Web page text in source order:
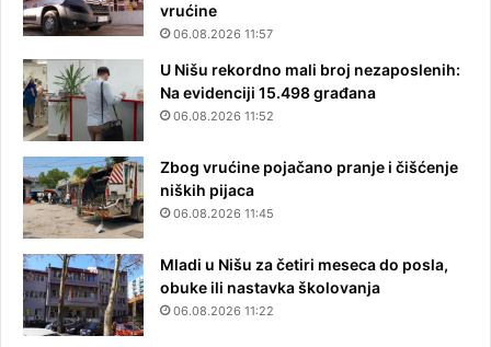
vrućine
06.08.2026 11:57
U Nišu rekordno mali broj nezaposlenih:
Na evidenciji 15.498 građana
06.08.2026 11:52
Zbog vrućine pojačano pranje i čišćenje
niških pijaca
06.08.2026 11:45
Mladi u Nišu za četiri meseca do posla,
obuke ili nastavka školovanja
06.08.2026 11:22